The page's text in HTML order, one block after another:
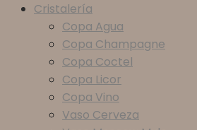
Cristalería
Copa Agua
Copa Champagne
Copa Coctel
Copa Licor
Copa Vino
Vaso Cerveza